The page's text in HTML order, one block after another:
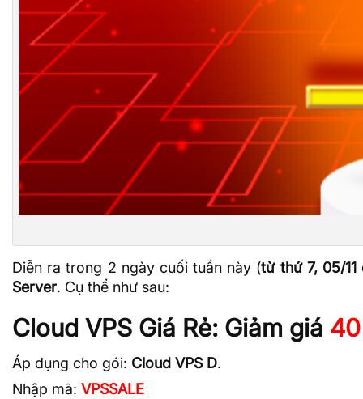
Diễn ra trong 2 ngày cuối tuần này (từ thứ 7, 05/11
Server. Cụ thể như sau:
Cloud VPS Giá Rẻ: Giảm giá
Áp dụng cho gói: Cloud VPS D.
Nhập mã: VPSSALE